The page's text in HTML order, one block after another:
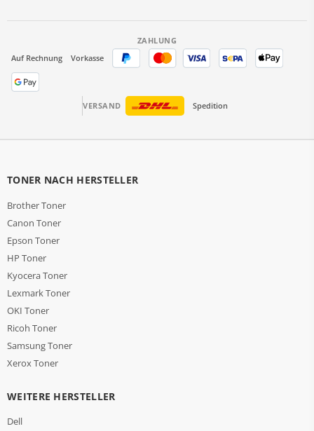
ZAHLUNG
Auf Rechnung
Vorkasse
VERSAND Spedition
TONER NACH HERSTELLER
Brother Toner
Canon Toner
Epson Toner
HP Toner
Kyocera Toner
Lexmark Toner
OKI Toner
Ricoh Toner
Samsung Toner
Xerox Toner
WEITERE HERSTELLER
Dell